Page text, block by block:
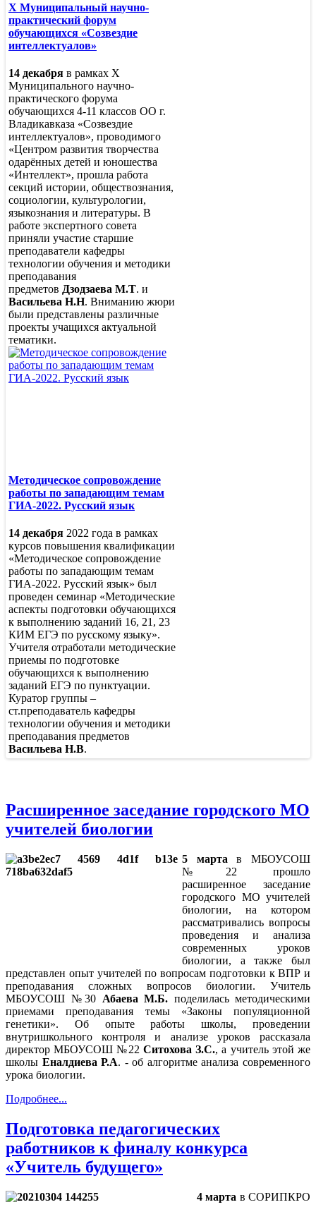
X Муниципальный научно-
практический форум
обучающихся «Созвездие
интеллектуалов»
14 декабря в рамках X
Муниципального научно-
практического форума
обучающихся 4-11 классов ОО г.
Владикавказа «Созвездие
интеллектуалов», проводимого
«Центром развития творчества
одарённых детей и юношества
«Интеллект», прошла работа
секций истории, обществознания,
социологии, культурологии,
языкознания и литературы. В
работе экспертного совета
приняли участие старшие
преподаватели кафедры
технологии обучения и методики
преподавания
предметов Дзодзаева М.Т. и
Васильева Н.Н. Вниманию жюри
были представлены различные
проекты учащихся актуальной
тематики.
Методическое сопровождение
работы по западающим темам
ГИА-2022. Русский язык
14 декабря 2022 года в рамках
курсов повышения квалификации
«Методическое сопровождение
работы по западающим темам
ГИА-2022. Русский язык» был
проведен семинар «Методические
аспекты подготовки обучающихся
к выполнению заданий 16, 21, 23
КИМ ЕГЭ по русскому языку».
Учителя отработали методические
приемы по подготовке
обучающихся к выполнению
заданий ЕГЭ по пунктуации.
Куратор группы –
ст.преподаватель кафедры
технологии обучения и методики
преподавания предметов
Васильева Н.В.
Расширенное заседание городского МО
учителей биологии
5 марта в МБОУСОШ
№22 прошло
расширенное заседание
городского МО учителей
биологии, на котором
рассматривались вопросы
проведения и анализа
современных уроков
биологии, а также был
представлен опыт учителей по вопросам подготовки к ВПР и
преподавания сложных вопросов биологии. Учитель
МБОУСОШ №30 Абаева М.Б. поделилась методическими
приемами преподавания темы «Законы популяционной
генетики». Об опыте работы школы, проведении
внутришкольного контроля и анализе уроков рассказала
директор МБОУСОШ №22 Ситохова З.С., а учитель этой же
школы Еналдиева Р.А. - об алгоритме анализа современного
урока биологии.
Подробнее...
Подготовка педагогических
работников к финалу конкурса
«Учитель будущего»
4 марта в СОРИПКРО